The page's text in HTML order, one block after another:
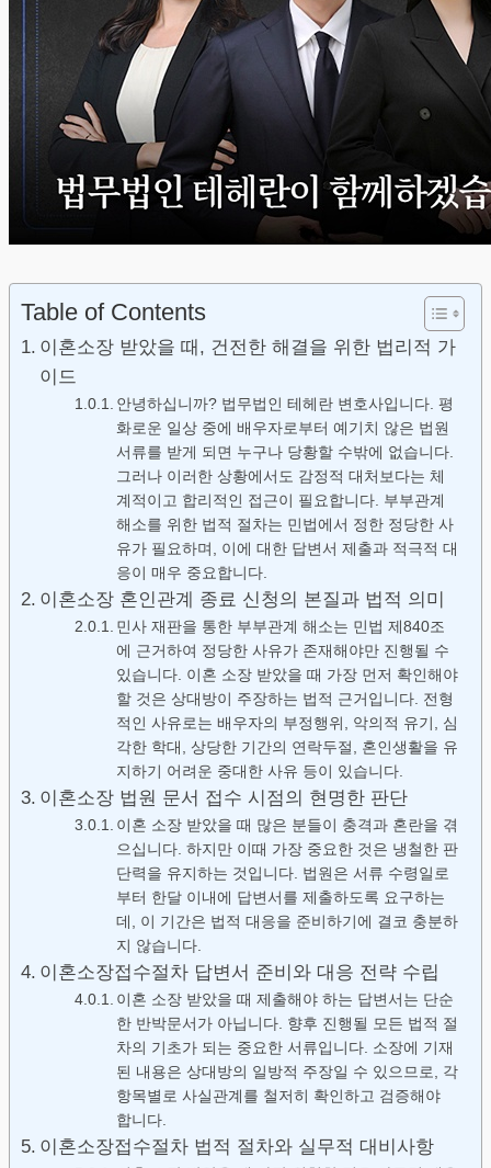
Table of Contents
이혼소장 받았을 때, 건전한 해결을 위한 법리적 가
이드
안녕하십니까? 법무법인 테헤란 변호사입니다. 평
화로운 일상 중에 배우자로부터 예기치 않은 법원
서류를 받게 되면 누구나 당황할 수밖에 없습니다.
그러나 이러한 상황에서도 감정적 대처보다는 체
계적이고 합리적인 접근이 필요합니다. 부부관계
해소를 위한 법적 절차는 민법에서 정한 정당한 사
유가 필요하며, 이에 대한 답변서 제출과 적극적 대
응이 매우 중요합니다.
이혼소장 혼인관계 종료 신청의 본질과 법적 의미
민사 재판을 통한 부부관계 해소는 민법 제840조
에 근거하여 정당한 사유가 존재해야만 진행될 수
있습니다. 이혼 소장 받았을 때 가장 먼저 확인해야
할 것은 상대방이 주장하는 법적 근거입니다. 전형
적인 사유로는 배우자의 부정행위, 악의적 유기, 심
각한 학대, 상당한 기간의 연락두절, 혼인생활을 유
지하기 어려운 중대한 사유 등이 있습니다.
이혼소장 법원 문서 접수 시점의 현명한 판단
이혼 소장 받았을 때 많은 분들이 충격과 혼란을 겪
으십니다. 하지만 이때 가장 중요한 것은 냉철한 판
단력을 유지하는 것입니다. 법원은 서류 수령일로
부터 한달 이내에 답변서를 제출하도록 요구하는
데, 이 기간은 법적 대응을 준비하기에 결코 충분하
지 않습니다.
이혼소장접수절차 답변서 준비와 대응 전략 수립
이혼 소장 받았을 때 제출해야 하는 답변서는 단순
한 반박문서가 아닙니다. 향후 진행될 모든 법적 절
차의 기초가 되는 중요한 서류입니다. 소장에 기재
된 내용은 상대방의 일방적 주장일 수 있으므로, 각
항목별로 사실관계를 철저히 확인하고 검증해야
합니다.
이혼소장접수절차 법적 절차와 실무적 대비사항